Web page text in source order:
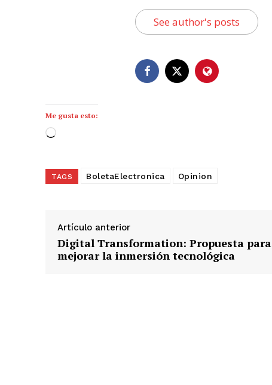
See author's posts
Me gusta esto:
C
g
d
o
.
TAGS BoletaElectronica Opinion
Artículo anterior
Digital Transformation: Propuesta para
mejorar la inmersión tecnológica